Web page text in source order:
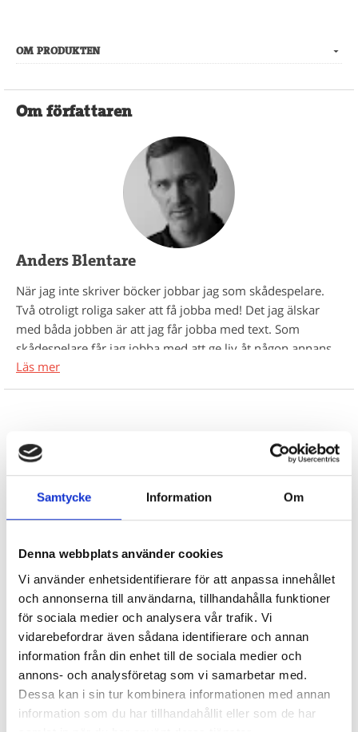
Samtycke Information Om
Denna webbplats använder cookies
Vi använder enhetsidentifierare för att anpassa innehållet
och annonserna till användarna, tillhandahålla funktioner
för sociala medier och analysera vår trafik. Vi
vidarebefordrar även sådana identifierare och annan
information från din enhet till de sociala medier och
annons- och analysföretag som vi samarbetar med.
Dessa kan i sin tur kombinera informationen med annan
information som du har tillhandahållit eller som de har
OM PRODUKTEN
Om författaren
Anders Blentare
När jag inte skriver böcker jobbar jag som skådespelare.
Två otroligt roliga saker att få jobba med! Det jag älskar
med båda jobben är att jag får jobba med text. Som
skådespelare får jag jobba med att ge liv åt någon annans
text på en scen - inför publik. Och som författare får jag
jobba med att skapa mina egna världar.
heter Miro i mitt huvud. Han har väldigt svårt att sitta stilla
på lektionerna i skolan. Men på fotbollsplanen är han i sitt
rätta element. Han älskar det! Och han spelar i ett lag som
Foto: Zofia Åsenlöf
Läs mer
Böcker från samma författare
Känd! - Fejk
197 kr
HK Fenix 2 - Kamp mot
klockan
197 kr